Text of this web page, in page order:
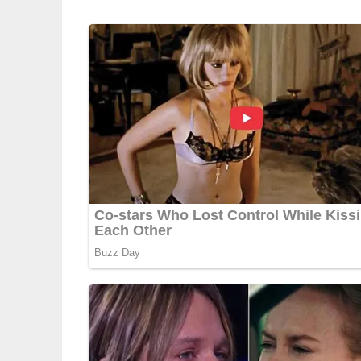
Deine Rezept-
5/5(1 Bewertung)